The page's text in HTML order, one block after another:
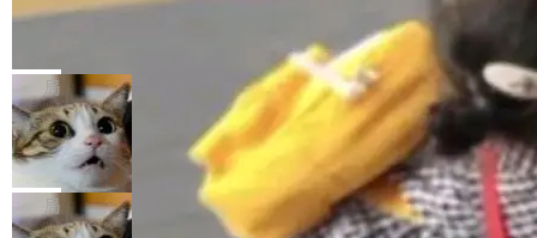
“智构可信·质创未来——AI原生时代的质量新范
式”为主题，直面AI从实验室走向规模化产业落地
的核心质量命题。会上，《2026智能研发生产力
工具选型手册》发布，Testin云测的Testin XAge
nt智能测试系统入选AI测试领域代表产品。对CI
O而言，这提示了一个转变：AI测试正在从效率
工具升级为企业的质量基础设施。 CIO面对的新
现实 过去两年，CIO们的焦虑清单上多了两项：
让非法状态不可表示：一篇关于 ADT
有一种东西，一旦用过就回不去了。Alex Fedos
eev 管它叫"软件设计的基石"。 他说的东西不新
鲜——代数数据类型（ADT），尤其是和类型
（sum type）。但他说清楚了一件事：这不是类
型系统的学术体操，是日常编码的思维方式。 文
章从一个简单的例子切入。一个网站的深色主题
设置，如果用布尔值 + 可空字段来表示——bool
局
Cloudflare 开源内部企业 AI 平台 Clou
dflare OS
Cloudflare 发布了一个开源项目 Cloudflare O
S。如果你只看官方博客，你会觉得这是又一
个"AI 知识库 + 聊天机器人"——每个大厂都在
局